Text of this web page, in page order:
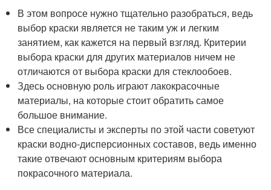
В этом вопросе нужно тщательно разобраться, ведь
выбор краски является не таким уж и легким
занятием, как кажется на первый взгляд. Критерии
выбора краски для других материалов ничем не
отличаются от выбора краски для стеклообоев.
Здесь основную роль играют лакокрасочные
материалы, на которые стоит обратить самое
большое внимание.
Все специалисты и эксперты по этой части советуют
краски водно-дисперсионных составов, ведь именно
такие отвечают основным критериям выбора
покрасочного материала.